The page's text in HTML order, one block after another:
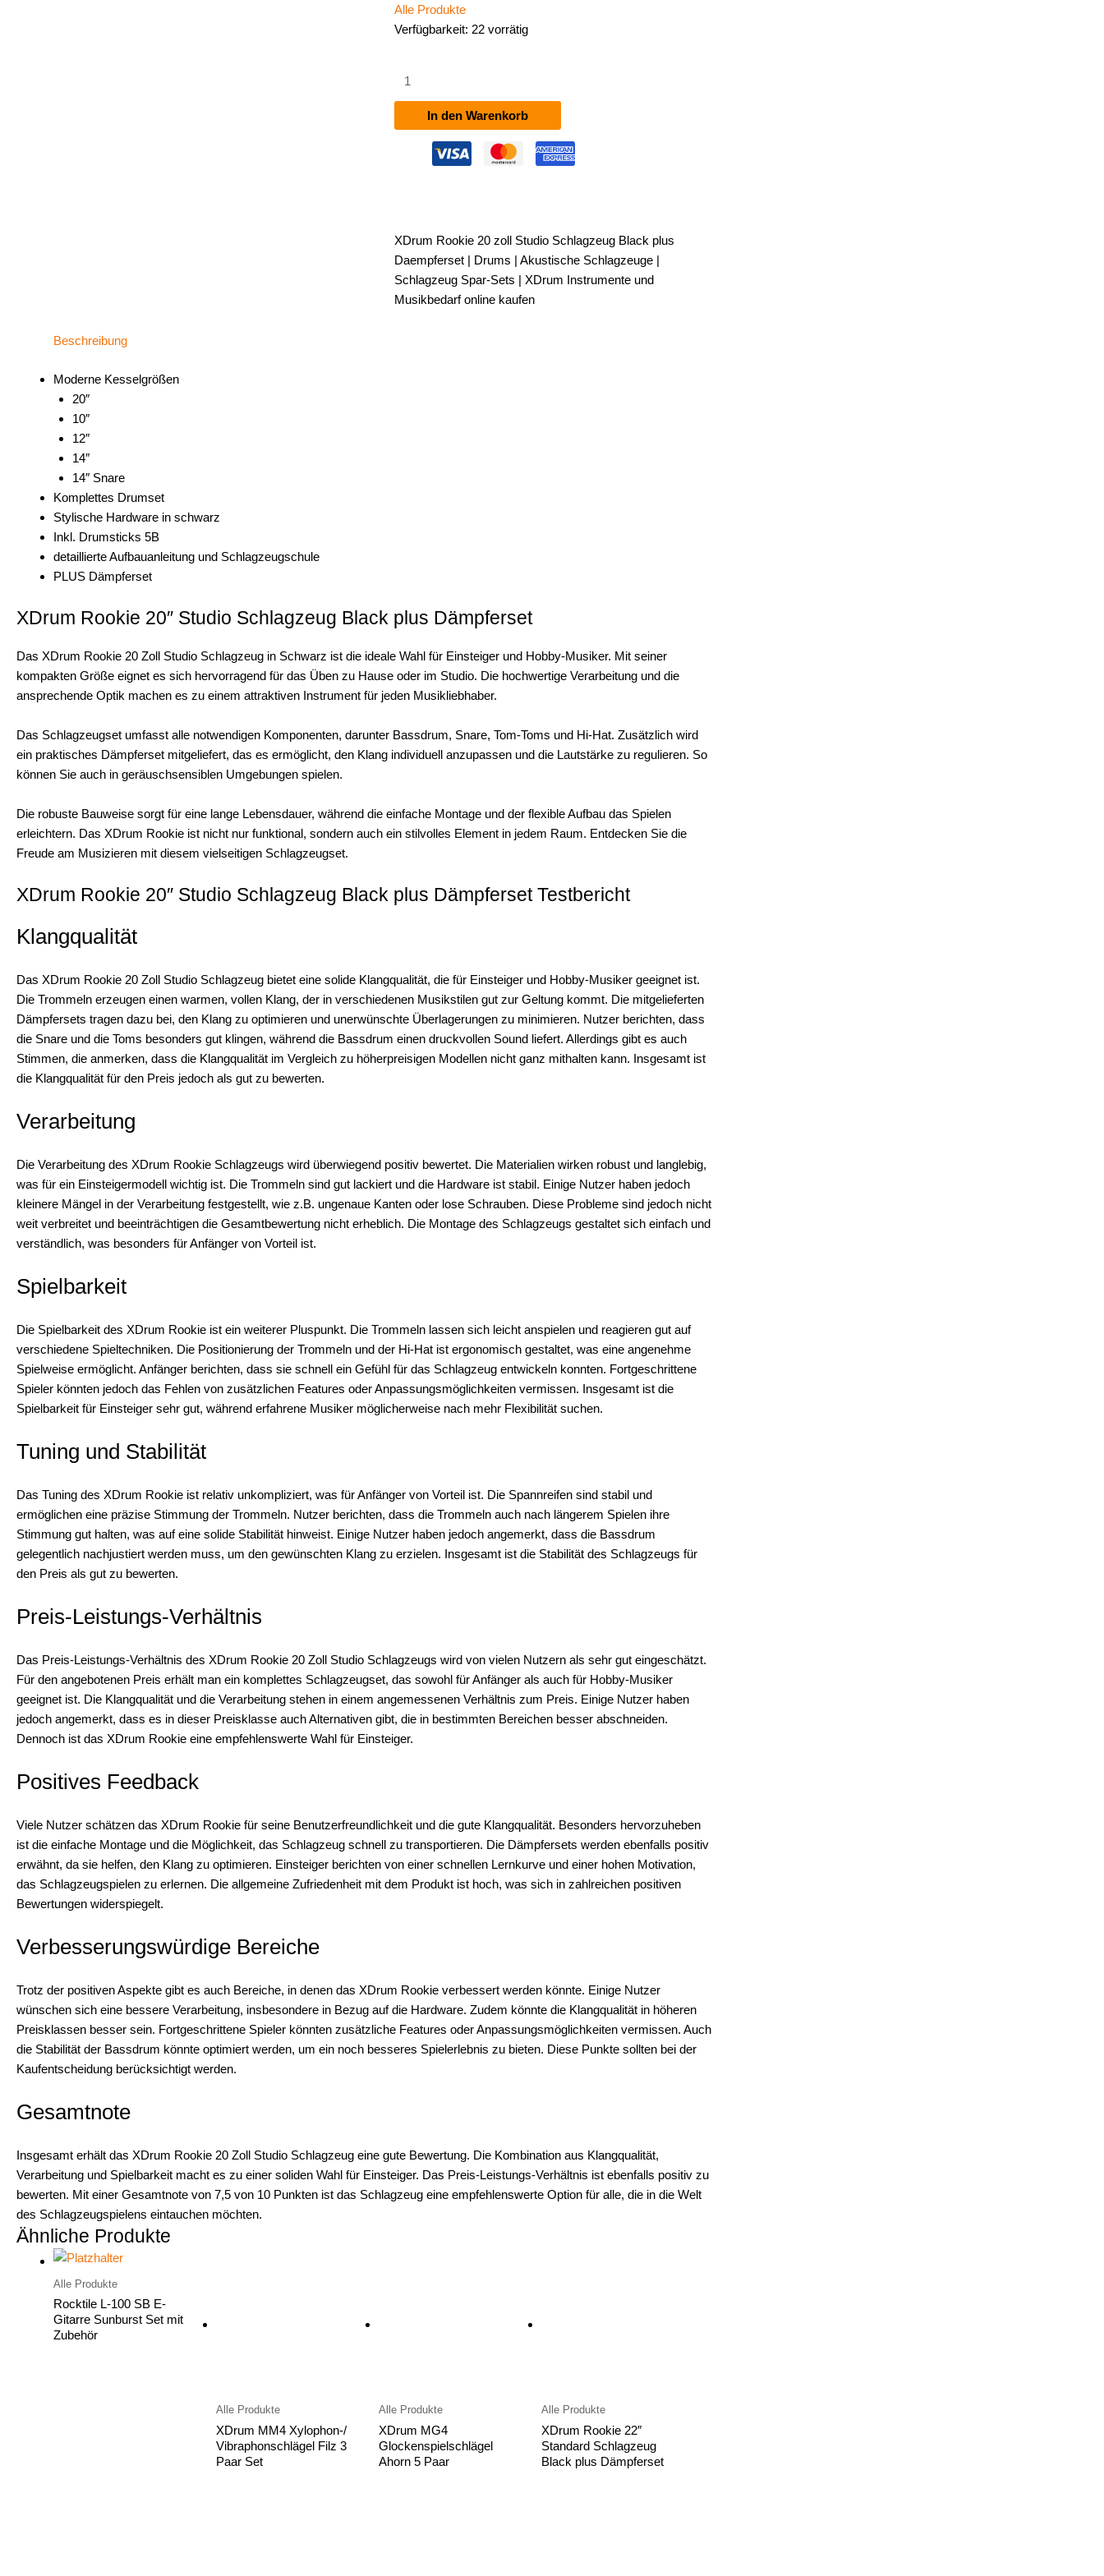
Alle Produkte
Verfügbarkeit: 22 vorrätig
Rookie
Studio
Schlagzeug
In den Warenkorb
XDrum Rookie 20 zoll Studio Schlagzeug Black plus
Daempferset | Drums | Akustische Schlagzeuge |
Schlagzeug Spar-Sets | XDrum Instrumente und
Musikbedarf online kaufen
Beschreibung
Moderne Kesselgrößen
20″
10″
12″
14″
14″ Snare
Komplettes Drumset
Stylische Hardware in schwarz
Inkl. Drumsticks 5B
detaillierte Aufbauanleitung und Schlagzeugschule
PLUS Dämpferset
XDrum Rookie 20″ Studio Schlagzeug Black plus Dämpferset
Das XDrum Rookie 20 Zoll Studio Schlagzeug in Schwarz ist die ideale Wahl für Einsteiger und Hobby-Musiker. Mit seiner
kompakten Größe eignet es sich hervorragend für das Üben zu Hause oder im Studio. Die hochwertige Verarbeitung und die
ansprechende Optik machen es zu einem attraktiven Instrument für jeden Musikliebhaber.
Das Schlagzeugset umfasst alle notwendigen Komponenten, darunter Bassdrum, Snare, Tom-Toms und Hi-Hat. Zusätzlich wird
ein praktisches Dämpferset mitgeliefert, das es ermöglicht, den Klang individuell anzupassen und die Lautstärke zu regulieren. So
können Sie auch in geräuschsensiblen Umgebungen spielen.
Die robuste Bauweise sorgt für eine lange Lebensdauer, während die einfache Montage und der flexible Aufbau das Spielen
erleichtern. Das XDrum Rookie ist nicht nur funktional, sondern auch ein stilvolles Element in jedem Raum. Entdecken Sie die
Freude am Musizieren mit diesem vielseitigen Schlagzeugset.
XDrum Rookie 20″ Studio Schlagzeug Black plus Dämpferset Testbericht
Klangqualität
Das XDrum Rookie 20 Zoll Studio Schlagzeug bietet eine solide Klangqualität, die für Einsteiger und Hobby-Musiker geeignet ist.
Die Trommeln erzeugen einen warmen, vollen Klang, der in verschiedenen Musikstilen gut zur Geltung kommt. Die mitgelieferten
Dämpfersets tragen dazu bei, den Klang zu optimieren und unerwünschte Überlagerungen zu minimieren. Nutzer berichten, dass
die Snare und die Toms besonders gut klingen, während die Bassdrum einen druckvollen Sound liefert. Allerdings gibt es auch
Stimmen, die anmerken, dass die Klangqualität im Vergleich zu höherpreisigen Modellen nicht ganz mithalten kann. Insgesamt ist
die Klangqualität für den Preis jedoch als gut zu bewerten.
Verarbeitung
Die Verarbeitung des XDrum Rookie Schlagzeugs wird überwiegend positiv bewertet. Die Materialien wirken robust und langlebig,
was für ein Einsteigermodell wichtig ist. Die Trommeln sind gut lackiert und die Hardware ist stabil. Einige Nutzer haben jedoch
kleinere Mängel in der Verarbeitung festgestellt, wie z.B. ungenaue Kanten oder lose Schrauben. Diese Probleme sind jedoch nicht
weit verbreitet und beeinträchtigen die Gesamtbewertung nicht erheblich. Die Montage des Schlagzeugs gestaltet sich einfach und
verständlich, was besonders für Anfänger von Vorteil ist.
Spielbarkeit
Die Spielbarkeit des XDrum Rookie ist ein weiterer Pluspunkt. Die Trommeln lassen sich leicht anspielen und reagieren gut auf
verschiedene Spieltechniken. Die Positionierung der Trommeln und der Hi-Hat ist ergonomisch gestaltet, was eine angenehme
Spielweise ermöglicht. Anfänger berichten, dass sie schnell ein Gefühl für das Schlagzeug entwickeln konnten. Fortgeschrittene
Spieler könnten jedoch das Fehlen von zusätzlichen Features oder Anpassungsmöglichkeiten vermissen. Insgesamt ist die
Spielbarkeit für Einsteiger sehr gut, während erfahrene Musiker möglicherweise nach mehr Flexibilität suchen.
Tuning und Stabilität
Das Tuning des XDrum Rookie ist relativ unkompliziert, was für Anfänger von Vorteil ist. Die Spannreifen sind stabil und
ermöglichen eine präzise Stimmung der Trommeln. Nutzer berichten, dass die Trommeln auch nach längerem Spielen ihre
Stimmung gut halten, was auf eine solide Stabilität hinweist. Einige Nutzer haben jedoch angemerkt, dass die Bassdrum
gelegentlich nachjustiert werden muss, um den gewünschten Klang zu erzielen. Insgesamt ist die Stabilität des Schlagzeugs für
den Preis als gut zu bewerten.
Preis-Leistungs-Verhältnis
Das Preis-Leistungs-Verhältnis des XDrum Rookie 20 Zoll Studio Schlagzeugs wird von vielen Nutzern als sehr gut eingeschätzt.
Für den angebotenen Preis erhält man ein komplettes Schlagzeugset, das sowohl für Anfänger als auch für Hobby-Musiker
geeignet ist. Die Klangqualität und die Verarbeitung stehen in einem angemessenen Verhältnis zum Preis. Einige Nutzer haben
jedoch angemerkt, dass es in dieser Preisklasse auch Alternativen gibt, die in bestimmten Bereichen besser abschneiden.
Dennoch ist das XDrum Rookie eine empfehlenswerte Wahl für Einsteiger.
Positives Feedback
Viele Nutzer schätzen das XDrum Rookie für seine Benutzerfreundlichkeit und die gute Klangqualität. Besonders hervorzuheben
ist die einfache Montage und die Möglichkeit, das Schlagzeug schnell zu transportieren. Die Dämpfersets werden ebenfalls positiv
erwähnt, da sie helfen, den Klang zu optimieren. Einsteiger berichten von einer schnellen Lernkurve und einer hohen Motivation,
das Schlagzeugspielen zu erlernen. Die allgemeine Zufriedenheit mit dem Produkt ist hoch, was sich in zahlreichen positiven
Bewertungen widerspiegelt.
Verbesserungswürdige Bereiche
Trotz der positiven Aspekte gibt es auch Bereiche, in denen das XDrum Rookie verbessert werden könnte. Einige Nutzer
wünschen sich eine bessere Verarbeitung, insbesondere in Bezug auf die Hardware. Zudem könnte die Klangqualität in höheren
Preisklassen besser sein. Fortgeschrittene Spieler könnten zusätzliche Features oder Anpassungsmöglichkeiten vermissen. Auch
die Stabilität der Bassdrum könnte optimiert werden, um ein noch besseres Spielerlebnis zu bieten. Diese Punkte sollten bei der
Kaufentscheidung berücksichtigt werden.
Gesamtnote
Insgesamt erhält das XDrum Rookie 20 Zoll Studio Schlagzeug eine gute Bewertung. Die Kombination aus Klangqualität,
Verarbeitung und Spielbarkeit macht es zu einer soliden Wahl für Einsteiger. Das Preis-Leistungs-Verhältnis ist ebenfalls positiv zu
bewerten. Mit einer Gesamtnote von 7,5 von 10 Punkten ist das Schlagzeug eine empfehlenswerte Option für alle, die in die Welt
des Schlagzeugspielens eintauchen möchten.
Ähnliche Produkte
Alle Produkte
Rocktile L-100 SB E-
Gitarre Sunburst Set mit
Zubehör
Alle Produkte
XDrum MM4 Xylophon-/
Vibraphonschlägel Filz 3
Paar Set
Alle Produkte
XDrum MG4
Glockenspielschlägel
Ahorn 5 Paar
Alle Produkte
XDrum Rookie 22″
Standard Schlagzeug
Black plus Dämpferset